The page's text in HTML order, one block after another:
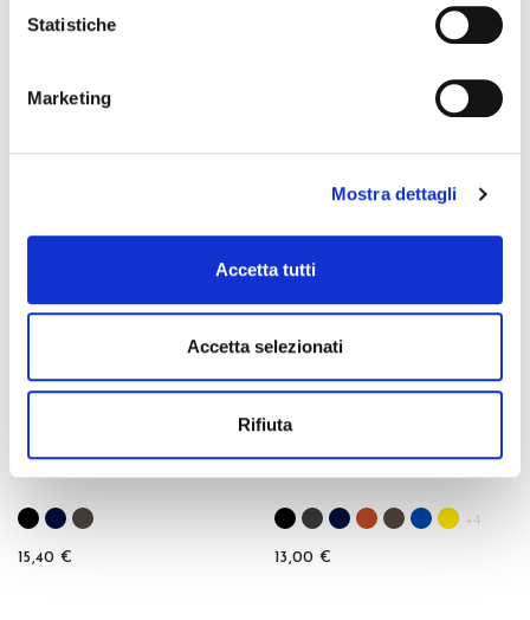
Statistiche
Marketing
Mostra dettagli
Accetta tutti
Accetta selezionati
Rifiuta
TENIK GAMBALETTO
15,40 €
GREEN 40 GAMBALETTO
+4
13,00 €